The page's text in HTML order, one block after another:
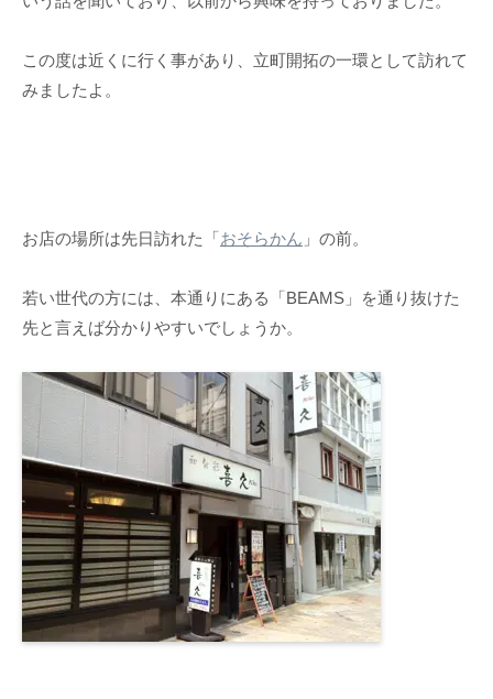
この度は近くに行く事があり、立町開拓の一環として訪れて
みましたよ。
お店の場所は先日訪れた「おそらかん 」の前。
若い世代の方には、本通りにある「BEAMS」を通り抜けた
先と言えば分かりやすいでしょうか。